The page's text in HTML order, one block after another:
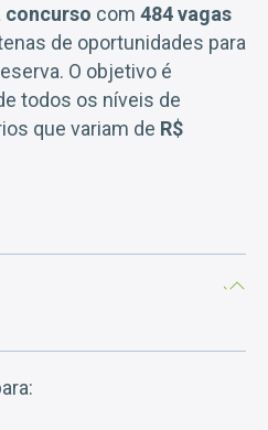
concurso com 484 vagas
de oportunidades para
O objetivo é
todos os níveis de
que variam de R$